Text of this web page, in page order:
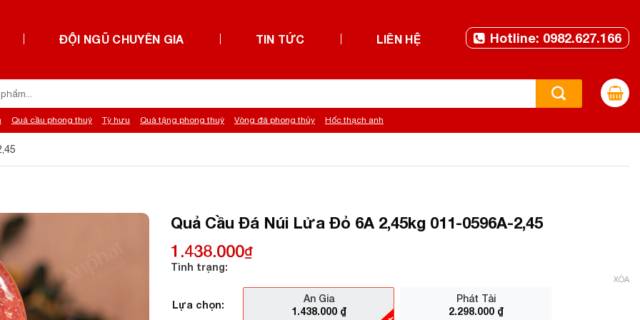
ĐỘI NGŨ CHUYÊN GIA TIN TỨC LIÊN HỆ Hotline: 0982.627.166
Quả cầu phong thuỷ Tỳ hưu Quà tặng phong thuỷ Vòng đá phong thủy Hốc thạch anh
Quả Cầu Đá Núi Lửa Đỏ 6A 2,45kg 011-0596A-2,45
1.438.000₫
Tình trạng:
Lựa chọn:
An Gia
1.438.000 ₫
Phát Tài
2.298.000 ₫
XÓA